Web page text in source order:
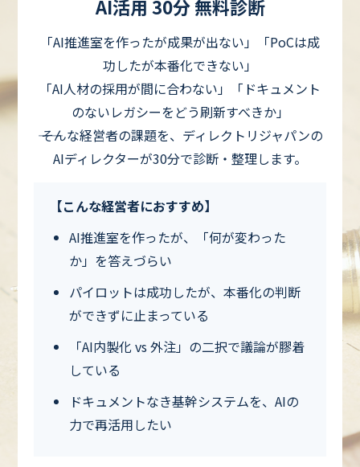
AI活用 30分 無料診断
「AI推進室を作ったが成果が出ない」「PoCは成
功したが本番化できない」
「AI人材の採用が間に合わない」「ドキュメント
のないレガシーをどう刷新すべきか」
―― そんな経営者の課題を、ディレクトリジャパンの
AIディレクターが30分で診断・整理します。
【こんな経営者におすすめ】
AI推進室を作ったが、「何が変わった
か」を答えづらい
パイロットは成功したが、本番化の判断
ができずに止まっている
「AI内製化 vs 外注」の二択で議論が膠着
している
ドキュメントなき基幹システムを、AIの
力で再活用したい